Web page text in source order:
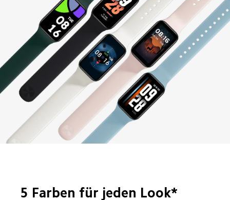
5 Farben für jeden Look*